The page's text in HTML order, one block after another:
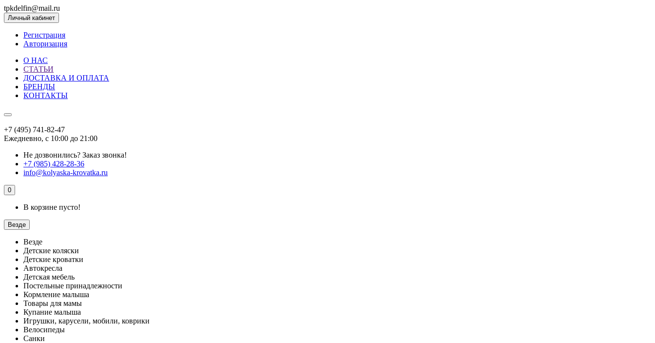
tpkdelfin@mail.ru
Личный кабинет
Регистрация
Авторизация
О НАС
СТАТЬИ
ДОСТАВКА И ОПЛАТА
БРЕНДЫ
КОНТАКТЫ
+7 (495) 741-82-47
Ежедневно, с 10:00 до 21:00
Не дозвонились? Заказ звонка!
+7 (985) 428-28-36
info@kolyaska-krovatka.ru
0
В корзине пусто!
Везде
Везде
Детские коляски
Детские кроватки
Автокресла
Детская мебель
Постельные принадлежности
Кормление малыша
Товары для мамы
Купание малыша
Игрушки, карусели, мобили, коврики
Велосипеды
Санки